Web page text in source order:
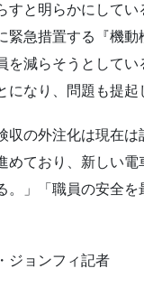
すと明らかにして
緊急措置する『機
を減らそうとして
なり、問題も提起
収の外注化は現在
めており、新しい
。」「職員の安全
ョンフィ記者